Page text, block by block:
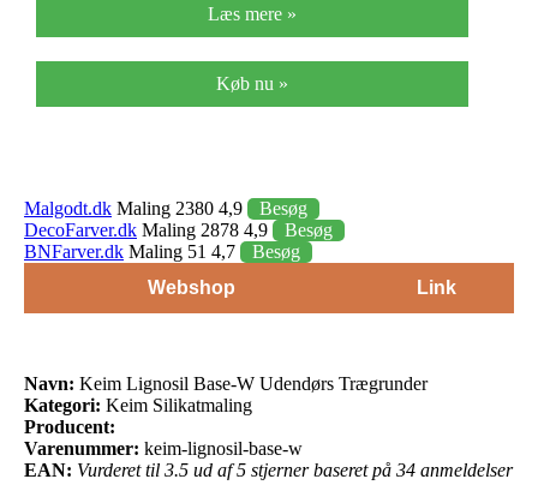
Læs mere »
Køb nu »
Malgodt.dk Maling 2380 4,9
Besøg
DecoFarver.dk Maling 2878 4,9
Besøg
BNFarver.dk Maling 51 4,7
Besøg
Webshop
Link
Navn: Keim Lignosil Base-W Udendørs Trægrunder
Kategori: Keim Silikatmaling
Producent:
Varenummer: keim-lignosil-base-w
EAN: Vurderet til 3.5 ud af 5 stjerner baseret på 34 anmeldelser